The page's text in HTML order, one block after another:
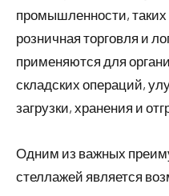
промышленности, таких
розничная торговля и
применяются для
складских операций,
загрузки, хранения и
Одним из важных
стеллажей является